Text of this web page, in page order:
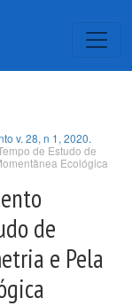
v. 28, n 1, 2020.
de Estudo de
Ecológica
de
e Pela